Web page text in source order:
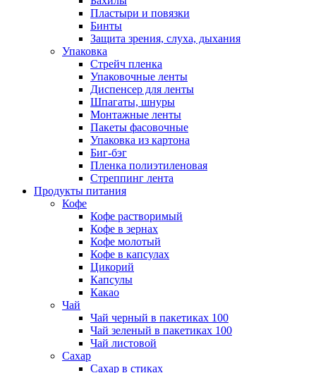
Пластыри и повязки
Бинты
Защита зрения, слуха, дыхания
Упаковка
Стрейч пленка
Упаковочные ленты
Диспенсер для ленты
Шпагаты, шнуры
Монтажные ленты
Пакеты фасовочные
Упаковка из картона
Биг-бэг
Пленка полиэтиленовая
Стреппинг лента
Продукты питания
Кофе
Кофе растворимый
Кофе в зернах
Кофе молотый
Кофе в капсулах
Цикорий
Капсулы
Какао
Чай
Чай черный в пакетиках 100
Чай зеленый в пакетиках 100
Чай листовой
Сахар
Сахар в стиках